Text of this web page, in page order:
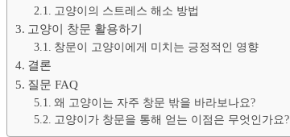
고양이의 스트레스 해소 방법
고양이 창문 활용하기
창문이 고양이에게 미치는 긍정적인 영향
결론
질문 FAQ
왜 고양이는 자주 창문 밖을 바라보나요?
고양이가 창문을 통해 얻는 이점은 무엇인가요?